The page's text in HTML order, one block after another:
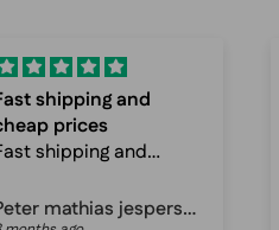
delivery, nice
amazing
Keldsen